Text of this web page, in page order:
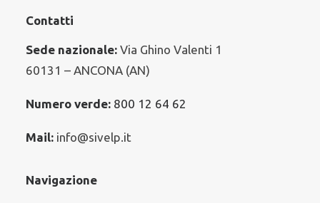
Contatti
Sede nazionale: Via Ghino Valenti 1
60131 – ANCONA (AN)
Numero verde: 800 12 64 62
Mail: info@sivelp.it
Navigazione